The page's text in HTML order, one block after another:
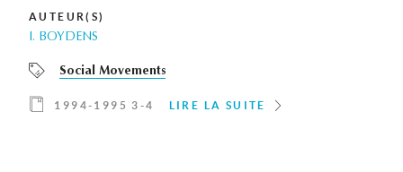
AUTEUR(S)
I. BOYDENS
Social Movements
1994-1995 3-4 LIRE LA SUITE